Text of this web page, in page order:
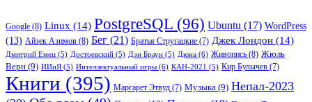
Google (8) Linux (14) PostgreSQL (96) Ubuntu (17) WordPress
(13) Айзек Азимов (8) Бег (21) Братья Стругацкие (7) Джек Лондон (14)
Дмитрий Емец (5) Достоевский (5) Дэн Браун (5) Дюна (6) Живопись (8) Жюль
Верн (9) ИИиЯ (5) Интеллектуальный игры (6) КАН-2021 (5) Кир Булычев (7)
Книги (395) Маргарет Этвуд (7) Музыка (9) Непал-2023